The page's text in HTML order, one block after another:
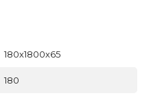
180х1800х65
180